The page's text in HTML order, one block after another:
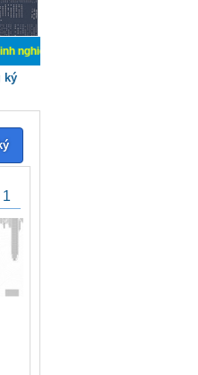
vực cơ điện, mua bán, ký
ký